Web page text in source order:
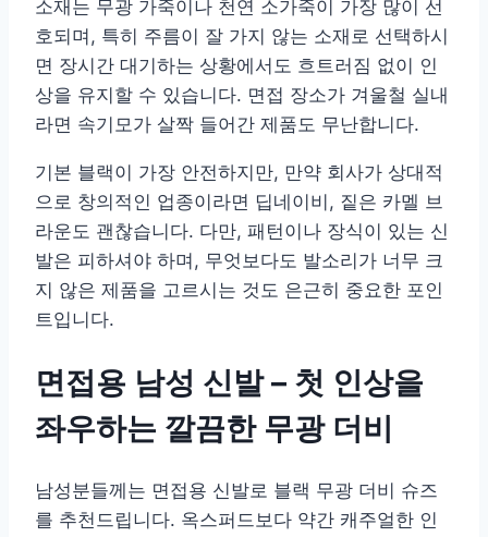
소재는 무광 가죽이나 천연 소가죽이 가장 많이 선
호되며, 특히 주름이 잘 가지 않는 소재로 선택하시
면 장시간 대기하는 상황에서도 흐트러짐 없이 인
상을 유지할 수 있습니다. 면접 장소가 겨울철 실내
라면 속기모가 살짝 들어간 제품도 무난합니다.
기본 블랙이 가장 안전하지만, 만약 회사가 상대적
으로 창의적인 업종이라면 딥네이비, 짙은 카멜 브
라운도 괜찮습니다. 다만, 패턴이나 장식이 있는 신
발은 피하셔야 하며, 무엇보다도 발소리가 너무 크
지 않은 제품을 고르시는 것도 은근히 중요한 포인
트입니다.
면접용 남성 신발 – 첫 인상을
좌우하는 깔끔한 무광 더비
남성분들께는 면접용 신발로 블랙 무광 더비 슈즈
를 추천드립니다. 옥스퍼드보다 약간 캐주얼한 인